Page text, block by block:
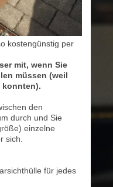
kostengünstig per
mit, wenn Sie
müssen (weil
konnten).
den
durch und Sie
einzelne
sich.
für jedes